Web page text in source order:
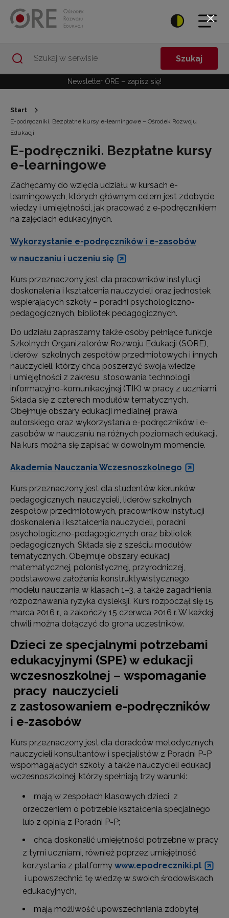
Szukaj
Newsletter ORE – zapisz się!
Start
E-podręczniki. Bezpłatne kursy e-learningowe – Ośrodek Rozwoju
Edukacji
E-podręczniki. Bezpłatne kursy
e-learningowe
Zachęcamy do wzięcia udziału w kursach e-
learningowych, których głównym celem jest zdobycie
wiedzy i umiejętności, jak pracować z e-podręcznikiem
na zajęciach edukacyjnych.
Wykorzystanie e-podręczników i e-zasobów
w nauczaniu i uczeniu się
Kurs przeznaczony jest dla pracowników instytucji
doskonalenia i kształcenia nauczycieli oraz jednostek
wspierających szkoły – poradni psychologiczno-
pedagogicznych, bibliotek pedagogicznych.
Do udziału zapraszamy także osoby pełniące funkcje
Szkolnych Organizatorów Rozwoju Edukacji (SORE),
liderów szkolnych zespołów przedmiotowych i innych
nauczycieli, którzy chcą poszerzyć swoją wiedzę
i umiejętności z zakresu stosowania technologii
informacyjno-komunikacyjnej (TIK) w pracy z uczniami.
Składa się z czterech modułów tematycznych.
Obejmuje obszary edukacji medialnej, prawa
autorskiego oraz wykorzystania e-podręczników i e-
zasobów w nauczaniu na różnych poziomach edukacji.
Na kurs można się zapisać w dowolnym momencie.
Akademia Nauczania Wczesnoszkolnego
Kurs przeznaczony jest dla studentów kierunków
pedagogicznych, nauczycieli, liderów szkolnych
zespołów przedmiotowych, pracowników instytucji
doskonalenia i kształcenia nauczycieli, poradni
psychologiczno-pedagogicznych oraz bibliotek
pedagogicznych. Składa się z sześciu modułów
tematycznych. Obejmuje obszary edukacji
matematycznej, polonistycznej, przyrodniczej,
podstawowe założenia konstruktywistycznego
modelu nauczania w klasach 1–3, a także zagadnienia
rozpoznawania ryzyka dysleksji. Kurs rozpoczął się 15
marca 2016 r., a zakończy 15 czerwca 2016 r. W każdej
chwili można dołączyć do grona uczestników.
Dzieci ze specjalnymi potrzebami
edukacyjnymi (SPE) w edukacji
wczesnoszkolnej – wspomaganie
pracy nauczycieli
z zastosowaniem e-podręczników
i e-zasobów
Kurs przeznaczony jest dla doradców metodycznych,
nauczycieli konsultantów i specjalistów z Poradni P-P
wspomagających szkoły, a także nauczycieli edukacji
wczesnoszkolnej, którzy spełniają trzy warunki:
mają w zespołach klasowych dzieci z
orzeczeniem o potrzebie kształcenia specjalnego
lub z opinią z Poradni P-P;
chcą doskonalić umiejętności potrzebne w pracy
z tymi uczniami, również poprzez umiejętność
korzystania z platformy www.epodreczniki.pl
i upowszechnić tę wiedzę w swoich środowiskach
edukacyjnych,
mają możliwość upowszechniania zdobytej